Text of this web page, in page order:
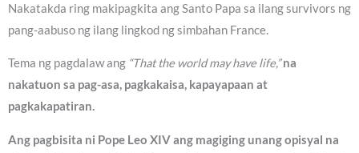
Nakatakda ring makipagkita ang Santo Papa sa ilang survivors ng
pang-aabuso ng ilang lingkod ng simbahan France.
Tema ng pagdalaw ang “That the world may have life,”na
nakatuon sa pag-asa, pagkakaisa, kapayapaan at
pagkakapatiran.
Ang pagbisita ni Pope Leo XIV ang magiging unang opisyal na